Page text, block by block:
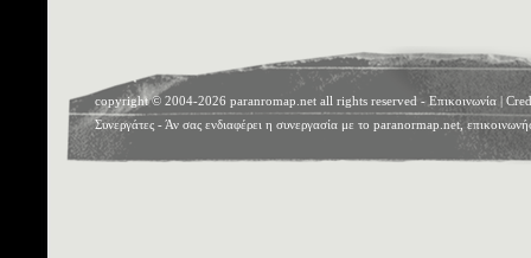
copyright © 2004-2026 paranromap.net all rights reserved - Επικοινωνία |
Συνεργάτες - Άν σας ενδιαφέρει η συνεργασία με το paranormap.net,